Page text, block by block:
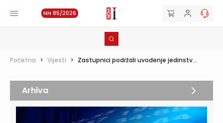
NN 85/2026
Početna > Vijesti > Zastupnici podržali uvođenje jedinstv...
Arhiva